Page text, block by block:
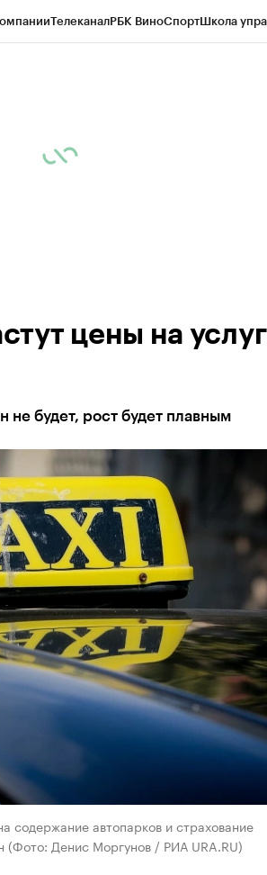
ТелеканалРБК ВиноСпортШкола
цены на
не будет, рост будет плавным
содержaние aвтопaрков и стрaховaние
(Фото: Денис Моргунов / РИА URA.RU)